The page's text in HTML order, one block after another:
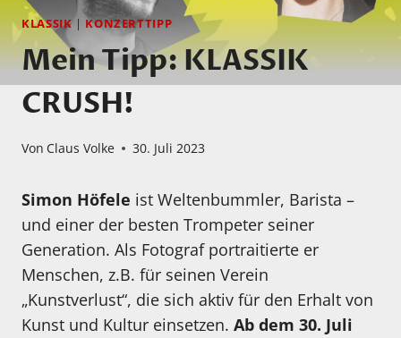
KLASSIK| KONZERTTIPP
Mein Tipp: KLASSIK
CRUSH!
Von Claus Volke 30. Juli 2023
Simon Höfele ist Weltenbummler, Barista –
und einer der besten Trompeter seiner
Generation. Als Fotograf portraitierte er
Menschen, z.B. für seinen Verein
„Kunstverlust“, die sich aktiv für den Erhalt von
Kunst und Kultur einsetzen. Ab dem 30. Juli